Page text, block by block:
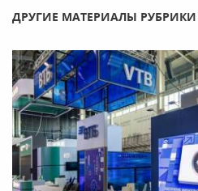
ДРУГИЕ МАТЕРИАЛЫ